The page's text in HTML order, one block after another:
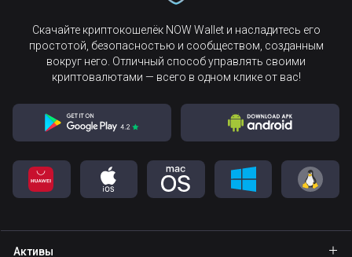
Скачайте криптокошелёк NOW Wallet и насладитесь его
простотой, безопасностью и сообществом, созданным
вокруг него. Отличный способ управлять своими
криптовалютами — всего в одном клике от вас!
Активы